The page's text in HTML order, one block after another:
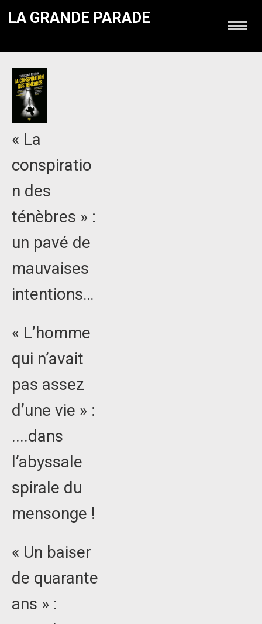
LA GRANDE PARADE
« La
conspiratio
n des
ténèbres » :
un pavé de
mauvaises
intentions…
« L’homme
qui n’avait
pas assez
d’une vie » :
....dans
l’abyssale
spirale du
mensonge !
« Un baiser
de quarante
ans » :